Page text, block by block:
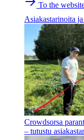
To the
Asiakastarinoita
Crowdsorsa
– tutustu